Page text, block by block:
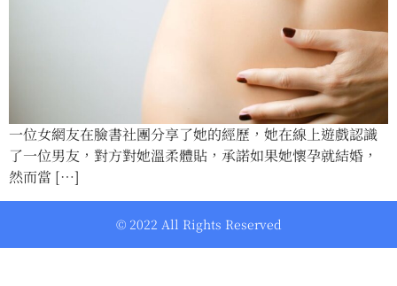
一位女網友在臉書社團分享了她的經歷，她在線上遊戲認識
了一位男友，對方對她溫柔體貼，承諾如果她懷孕就結婚，
然而當 […]
© 2022 All Rights Reserved